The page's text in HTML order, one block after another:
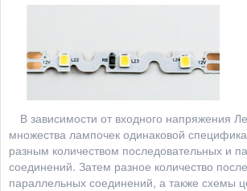
В зависимости от входного напряжения
множества лампочек одинаковой
разным количеством последовательных и
соединений. Затем разное количество
параллельных соединений, а также схемы